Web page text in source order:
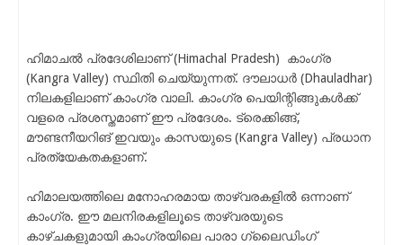
ഹിമാചൽ പ്രദേശിലാണ് (Himachal Pradesh) കാംഗ്ര
(Kangra Valley) സ്ഥിതി ചെയ്യുന്നത്. ദൗലാധർ (Dhauladhar)
നിലകളിലാണ് കാംഗ്ര വാലി. കാംഗ്ര പെയിന്റിങ്ങുകൾക്ക്
വളരെ പ്രശസ്തമാണ് ഈ പ്രദേശം. ട്രെക്കിങ്ങ്,
മൗണ്ടനീയറിങ് ഇവയും കാസയുടെ (Kangra Valley) പ്രധാന
പ്രത്യേകതകളാണ്‌.
ഹിമാലയത്തിലെ മനോഹരമായ താഴ്‌വരകളിൽ ഒന്നാണ്
കാംഗ്ര. ഈ മലനിരകളിലൂടെ താഴ്‌വരയുടെ
കാഴ്ചകളുമായി കാംഗ്രയിലെ പാരാ ഗ്ലൈഡിംഗ്